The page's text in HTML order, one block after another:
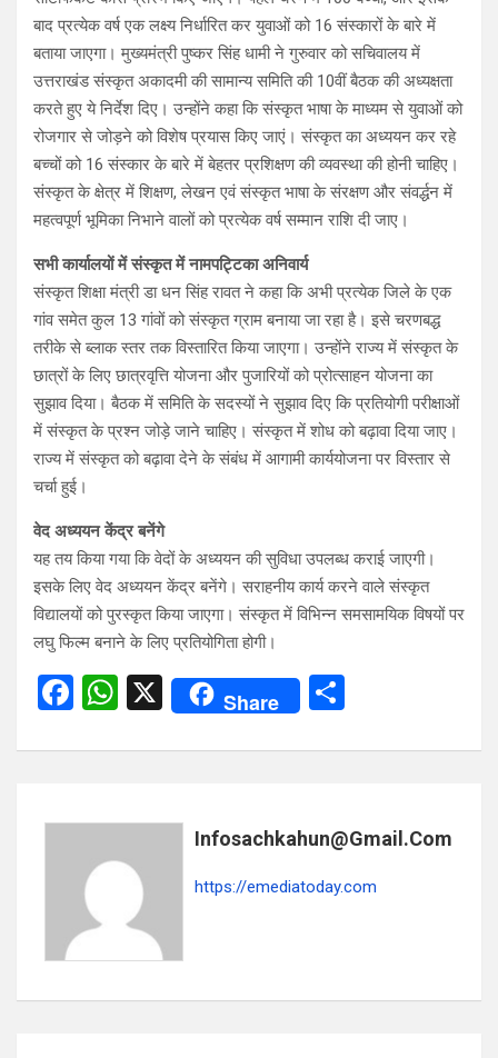
बाद प्रत्येक वर्ष एक लक्ष्य निर्धारित कर युवाओं को 16 संस्कारों के बारे में
बताया जाएगा। मुख्यमंत्री पुष्कर सिंह धामी ने गुरुवार को सचिवालय में
उत्तराखंड संस्कृत अकादमी की सामान्य समिति की 10वीं बैठक की अध्यक्षता
करते हुए ये निर्देश दिए। उन्होंने कहा कि संस्कृत भाषा के माध्यम से युवाओं को
रोजगार से जोड़ने को विशेष प्रयास किए जाएं। संस्कृत का अध्ययन कर रहे
बच्चों को 16 संस्कार के बारे में बेहतर प्रशिक्षण की व्यवस्था की होनी चाहिए।
संस्कृत के क्षेत्र में शिक्षण, लेखन एवं संस्कृत भाषा के संरक्षण और संवर्द्धन में
महत्वपूर्ण भूमिका निभाने वालों को प्रत्येक वर्ष सम्मान राशि दी जाए।
सभी कार्यालयों में संस्कृत में नामपट्टिका अनिवार्य
संस्कृत शिक्षा मंत्री डा धन सिंह रावत ने कहा कि अभी प्रत्येक जिले के एक
गांव समेत कुल 13 गांवों को संस्कृत ग्राम बनाया जा रहा है। इसे चरणबद्ध
तरीके से ब्लाक स्तर तक विस्तारित किया जाएगा। उन्होंने राज्य में संस्कृत के
छात्रों के लिए छात्रवृत्ति योजना और पुजारियों को प्रोत्साहन योजना का
सुझाव दिया। बैठक में समिति के सदस्यों ने सुझाव दिए कि प्रतियोगी परीक्षाओं
में संस्कृत के प्रश्न जोड़े जाने चाहिए। संस्कृत में शोध को बढ़ावा दिया जाए।
राज्य में संस्कृत को बढ़ावा देने के संबंध में आगामी कार्ययोजना पर विस्तार से
चर्चा हुई।
वेद अध्ययन केंद्र बनेंगे
यह तय किया गया कि वेदों के अध्ययन की सुविधा उपलब्ध कराई जाएगी।
इसके लिए वेद अध्ययन केंद्र बनेंगे। सराहनीय कार्य करने वाले संस्कृत
विद्यालयों को पुरस्कृत किया जाएगा। संस्कृत में विभिन्न समसामयिक विषयों पर
लघु फिल्म बनाने के लिए प्रतियोगिता होगी।
F
ce
o
o
k
W
at
A
p
p
X Share
ar
Infosachkahun@gmail.com
https://emediatoday.com